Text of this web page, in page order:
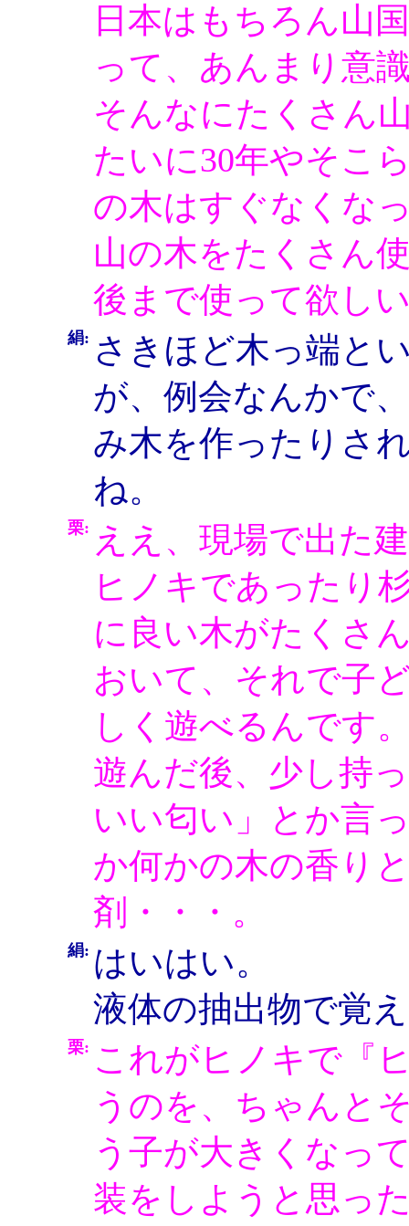
日本はもちろん山
って、あんまり意
そんなにたくさん
たいに30年やそこ
の木はすぐなくな
山の木をたくさん
後まで使って欲し
絹: さきほど木っ端と
が、例会なんかで
み木を作ったりさ
ね。
栗: ええ、現場で出た
ヒノキであったり
に良い木がたくさ
おいて、それで子
しく遊べるんです
遊んだ後、少し持
いい匂い」とか言
か何かの木の香り
剤・・・。
絹: はいはい。
液体の抽出物で覚
栗: これがヒノキで『
うのを、ちゃんと
う子が大きくなっ
装をしようと思っ